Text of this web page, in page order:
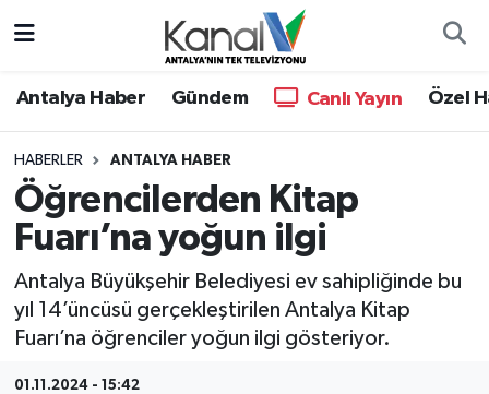
Antalya Haber Gündem Canlı Yayın Özel
HABERLER ANTALYA HABER
Öğrencilerden Kitap
Fuarı’na yoğun ilgi
Antalya Büyükşehir Belediyesi ev sahipliğinde bu
yıl 14’üncüsü gerçekleştirilen Antalya Kitap
Fuarı’na öğrenciler yoğun ilgi gösteriyor.
01.11.2024 - 15:42
Antalya Haber
Dünya
Eğitim
Ekonomi
Hava Durumu
Trafik Durumu
Süper Lig Puan Durumu ve Fikstür
Tüm Manşetler